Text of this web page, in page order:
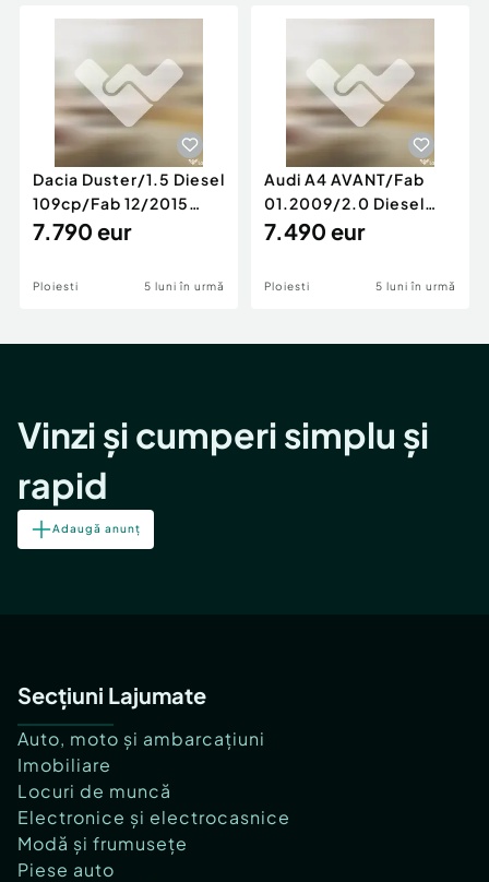
Animale de companie
Afaceri și echipamente profesionale
Inchiriere Bunuri si Vehicule
Utilaje agricole si industriale
Piese auto si accesorii
Dacia Duster
Dacia Duster/1.5 Diesel
109cp/Fab 12/2015
/Euro 5/GARANTIE 12
7.790 eur
Ploiesti 5 luni în urmă
Audi A4 AVANT/Fab
01.2009/2.0 Diesel
140cp/Posibilitate
7.490 eur
Ploiesti 5 luni în urmă
Vinzi și cumperi simplu și
rapid
Adaugă anunț
Secțiuni Lajumate
Auto, moto și ambarcațiuni
Imobiliare
Locuri de muncă
Electronice și electrocasnice
Modă și frumusețe
Piese auto